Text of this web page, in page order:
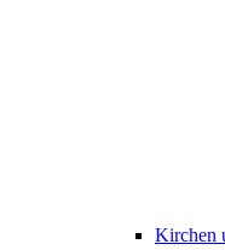
Kirchen